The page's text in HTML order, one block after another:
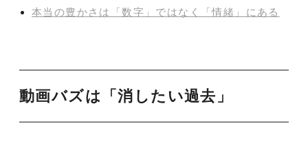
本当の豊かさは「数字」ではなく「情緒」にある
動画バズは「消したい過去」